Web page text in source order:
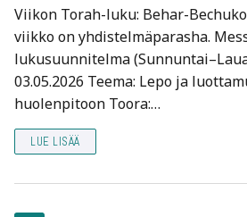
Viikon Torah-luku: Behar-
viikko on yhdistelmäparasha.
lukusuunnitelma
03.05.2026 Teema: Lepo ja
huolenpitoon Toora:…
LUE LISÄÄ